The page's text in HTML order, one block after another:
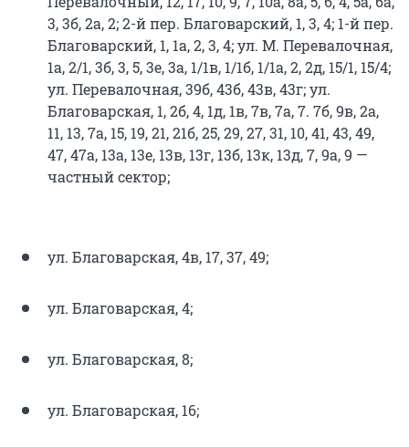
3, 3б, 2а, 2; 2-й пер. Благоварский, 1, 3, 4; 1-й пер.
Благоварский, 1, 1а, 2, 3, 4; ул. М. Перевалочная,
1а, 2/1, 3б, 3, 5, 3е, 3а, 1/1в, 1/1б, 1/1а, 2, 2д, 15/1, 15/4;
ул. Перевалочная, 39б, 43б, 43в, 43г; ул.
Благоварская, 1, 2б, 4, 1д, 1в, 7в, 7а, 7. 7б, 9в, 2а,
11, 13, 7а, 15, 19, 21, 21б, 25, 29, 27, 31, 10, 41, 43, 49,
47, 47а, 13а, 13е, 13в, 13г, 13б, 13к, 13д, 7, 9а, 9 —
частный сектор;
ул. Благоварская, 4в, 17, 37, 49;
ул. Благоварская, 4;
ул. Благоварская, 8;
ул. Благоварская, 16;